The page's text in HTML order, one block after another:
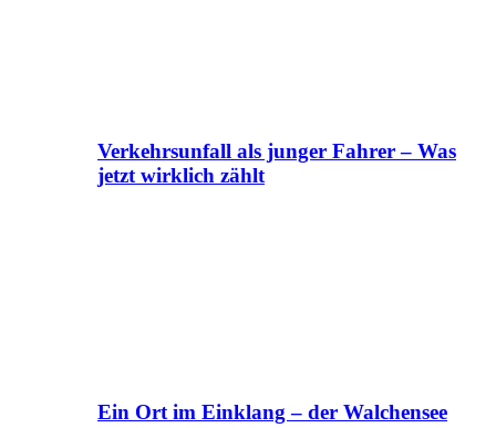
Verkehrsunfall als junger Fahrer – Was
jetzt wirklich zählt
Ein Ort im Einklang – der Walchensee